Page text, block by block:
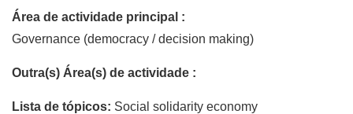
Área de actividade principal :
Governance (democracy / decision making)
Outra(s) Área(s) de actividade :
Lista de tópicos: Social solidarity economy